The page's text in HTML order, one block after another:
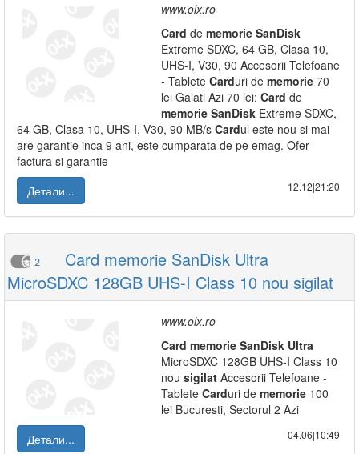
www.olx.ro
Card de memorie SanDisk
Extreme SDXC, 64 GB, Clasa 10,
UHS-I, V30, 90 Accesorii Telefoane
- Tablete Carduri de memorie 70
lei Galati Azi 70 lei: Card de
memorie SanDisk Extreme SDXC,
64 GB, Clasa 10, UHS-I, V30, 90 MB/s Cardul este nou si mai
are garantie inca 9 ani, este cumparata de pe emag. Ofer
factura si garantie
Детали...
12.12|21:20
2
Card memorie SanDisk Ultra
MicroSDXC 128GB UHS-I Class 10 nou sigilat
www.olx.ro
Card memorie SanDisk Ultra
MicroSDXC 128GB UHS-I Class 10
nou sigilat Accesorii Telefoane -
Tablete Carduri de memorie 100
lei Bucuresti, Sectorul 2 Azi
Детали...
04.06|10:49